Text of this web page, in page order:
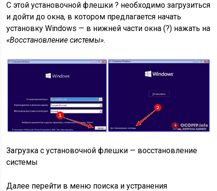
С этой установочной флешки ? необходимо загрузиться
и дойти до окна, в котором предлагается начать
установку Windows — в нижней части окна (?) нажать на
«Восстановление системы».
Загрузка с установочной флешки — восстановление
системы
Далее перейти в меню поиска и устранения